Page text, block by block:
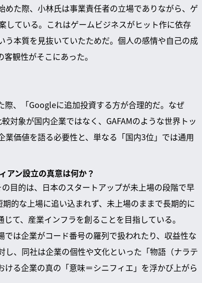
た際、小林氏は事業責任者の立場でありながら、ゲ
している。これはゲームビジネスがヒット作に依存
本質を見抜いていたためだ。個人の感情や自己の成
観性がそこにあった。
際、「Googleに追加投資する方が合理的だ。なぜ
対象が国内企業ではなく、GAFAMのような世界トッ
価値を語る必要性と、単なる「国内3位」では通用
アン設立の真意は何か？
目的は、日本のスタートアップが未上場の段階で早
的な上場に追い込まれず、未上場のままで長期的に
て、産業インフラを創ることを目指している。
は企業がコード番号の羅列で扱われたり、収益性な
、同社は企業の個性や文化といった「物語（ナラテ
る企業の真の「意味＝シニフィエ」を浮かび上がら